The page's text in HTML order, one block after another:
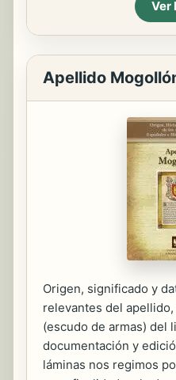
Ver
Apellido
Origen, significado y
relevantes del
(escudo de armas) del
documentación y
láminas nos regimos